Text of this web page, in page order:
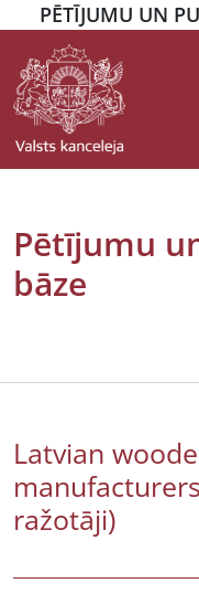
PĒTĪJUMU UN
Pētījumu
bāze
Latvian
ražotāji)